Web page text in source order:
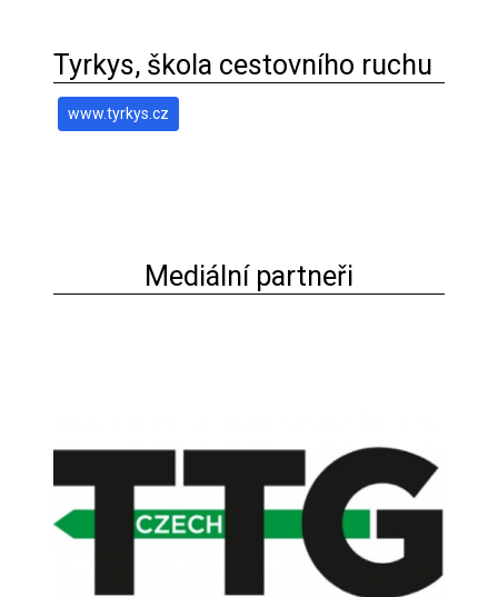
Tyrkys, škola cestovního ruchu
www.tyrkys.cz
Mediální partneři